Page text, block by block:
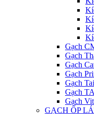
Gạch
Gạch
Gạch
Gạch
Gạch
Gạch
Gạch
GẠCH ỐP